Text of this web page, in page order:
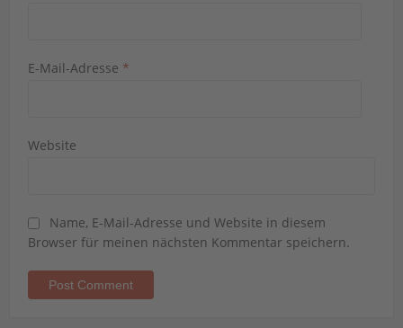
E-Mail-Adresse *
Website
Name, E-Mail-Adresse und Website in diesem
Browser für meinen nächsten Kommentar speichern.